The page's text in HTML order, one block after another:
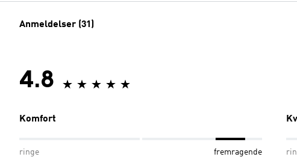
Anmeldelser (31)
4.8
Komfort
ringe fremragende